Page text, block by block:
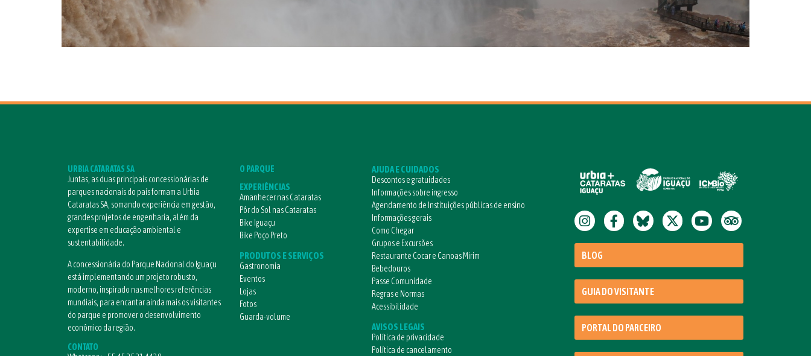
URBIA CATARATAS SA
Juntas, as duas principais concessionárias de
parques nacionais do país formam a Urbia
Cataratas SA, somando experiência em gestão,
grandes projetos de engenharia, além da
expertise em educação ambiental e
sustentabilidade.
A concessionária do Parque Nacional do Iguaçu
está implementando um projeto robusto,
moderno, inspirado nas melhores referências
mundiais, para encantar ainda mais os visitantes
do parque e promover o desenvolvimento
econômico da região.
CONTATO
O PARQUE
EXPERIÊNCIAS
Amanhecer nas Cataratas
Pôr do Sol nas Cataratas
Bike Iguaçu
Bike Poço Preto
PRODUTOS E SERVIÇOS
Gastronomia
Eventos
Lojas
Fotos
Guarda-volume
AJUDA E CUIDADOS
Descontos e gratuidades
Informações sobre ingresso
Agendamento de Instituições públicas de ensino
Informações gerais
Como Chegar
Grupos e Excursões
Restaurante Cocar e Canoas Mirim
Bebedouros
Passe Comunidade
Regras e Normas
Acessibilidade
AVISOS LEGAIS
Política de privacidade
Política de cancelamento
BLOG
GUIA DO VISITANTE
PORTAL DO PARCEIRO